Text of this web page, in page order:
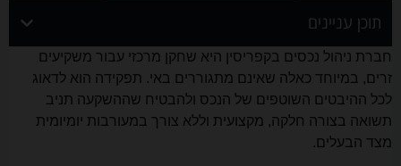
תוכן עניינים
חברת ניהול נכסים בקפריסין היא שחקן מרכזי עבור משקיעים
זרים, במיוחד כאלה שאינם מתגוררים באי. תפקידה הוא לדאוג
לכל ההיבטים השוטפים של הנכס ולהבטיח שההשקעה תניב
תשואה בצורה חלקה, מקצועית וללא צורך במעורבות יומיומית
מצד הבעלים.